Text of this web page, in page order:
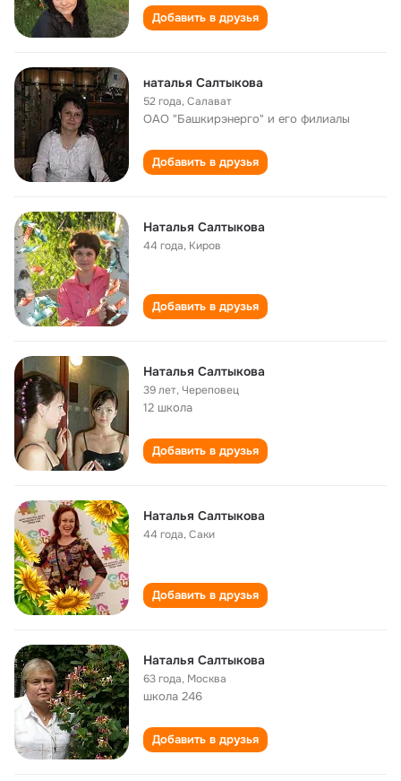
Добавить в друзья
наталья Салтыкова
52 года,Салават
ОАО "Башкирэнерго" и его филиалы
Добавить в друзья
Наталья Салтыкова
44 года, Киров
Добавить в друзья
Наталья Салтыкова
39 лет,Череповец
12 школа
Добавить в друзья
Наталья Салтыкова
44 года,Саки
Добавить в друзья
Наталья Салтыкова
63 года, Москва
школа 246
Добавить в друзья